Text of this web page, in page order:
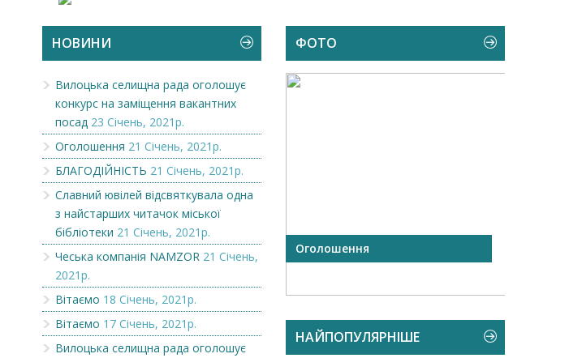
НОВИНИ
Вилоцька селищна рада оголошує
конкурс на заміщення вакантних
посад 23 Січень, 2021р.
Оголошення 21 Січень, 2021р.
БЛАГОДІЙНІСТЬ 21 Січень, 2021р.
Славний ювілей відсвяткувала одна
з найстарших читачок міської
бібліотеки 21 Січень, 2021р.
Чеська компанія NAMZOR 21 Січень,
2021р.
Вітаємо 18 Січень, 2021р.
Вітаємо 17 Січень, 2021р.
Вилоцька селищна рада оголошує
ФОТО
Вилоцька селищна рада
оголошує конкурс на
заміщення вакантни...
Оголошення
НАЙПОПУЛЯРНІШЕ